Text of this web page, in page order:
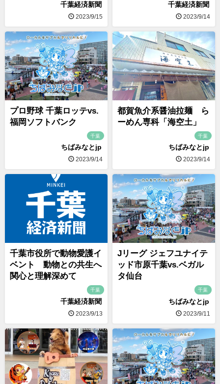
千葉経済新聞
2023/9/15
千葉経済新聞
2023/9/14
プロ野球 千葉ロッテvs.
福岡ソフトバンク
千葉
ちばみなとjp
2023/9/14
都賀魚介系醤油拉麺 ら
ーめん専科「海空土」
千葉
ちばみなとjp
2023/9/14
千葉市役所で動物愛護イ
ベント 動物との共生へ
関心と理解深めて
千葉
千葉経済新聞
2023/9/13
Jリーグ ジェフユナイテ
ッド市原千葉vs.ベガル
タ仙台
千葉
ちばみなとjp
2023/9/11